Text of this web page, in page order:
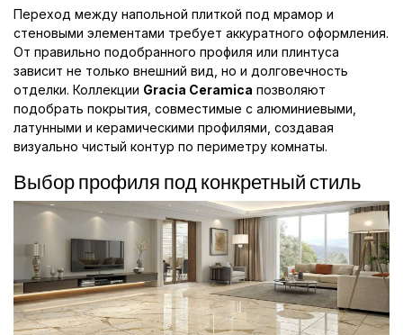
Переход между напольной плиткой под мрамор и
стеновыми элементами требует аккуратного оформления.
От правильно подобранного профиля или плинтуса
зависит не только внешний вид, но и долговечность
отделки. Коллекции Gracia Ceramica позволяют
подобрать покрытия, совместимые с алюминиевыми,
латунными и керамическими профилями, создавая
визуально чистый контур по периметру комнаты.
Выбор профиля под конкретный стиль